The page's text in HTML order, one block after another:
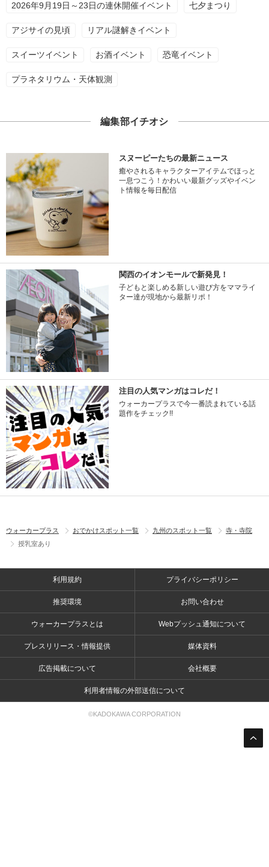
2026年9月19日～23日の連休開催イベント 七夕まつり
アジサイの見頃 リアル謎解きイベント
スイーツイベント お酒イベント 恐竜イベント
プラネタリウム・天体観測
編集部イチオシ
スヌーピーたちの最新ニュース
癒やされるキャラクターアイテムでほっと
一息つこう！かわいい最新グッズやイベン
ト情報を毎日配信
関西のイオンモールで新発見！
子どもと楽しめる新しい遊び方をママライ
ター達が現地から最新リポ！
注目の人気マンガはコレだ！
ウォーカープラスで今一番読まれている話
題作をチェック!!
ウォーカープラス おでかけスポット一覧 九州のスポット一覧
寺・寺院
授乳室あり
利用規約 プライバシーポリシー
推奨環境 お問い合わせ
ウォーカープラスとは Webプッシュ通知について
プレスリリース・情報提供 媒体資料
広告掲載について 会社概要
利用者情報の外部送信について
©KADOKAWA CORPORATION